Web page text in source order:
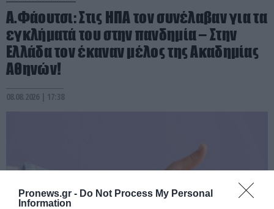
Pronews.gr - Do Not Process My Personal
Information
Α.Φάουτσι: Στις ΗΠΑ τον συνέλαβαν για τα
εγκλήματά του στην πανδημία – Στην
Ελλάδα τον έκαναν μέλος της Ακαδημίας
Αθηνών!
08.08.2026 | 17:38